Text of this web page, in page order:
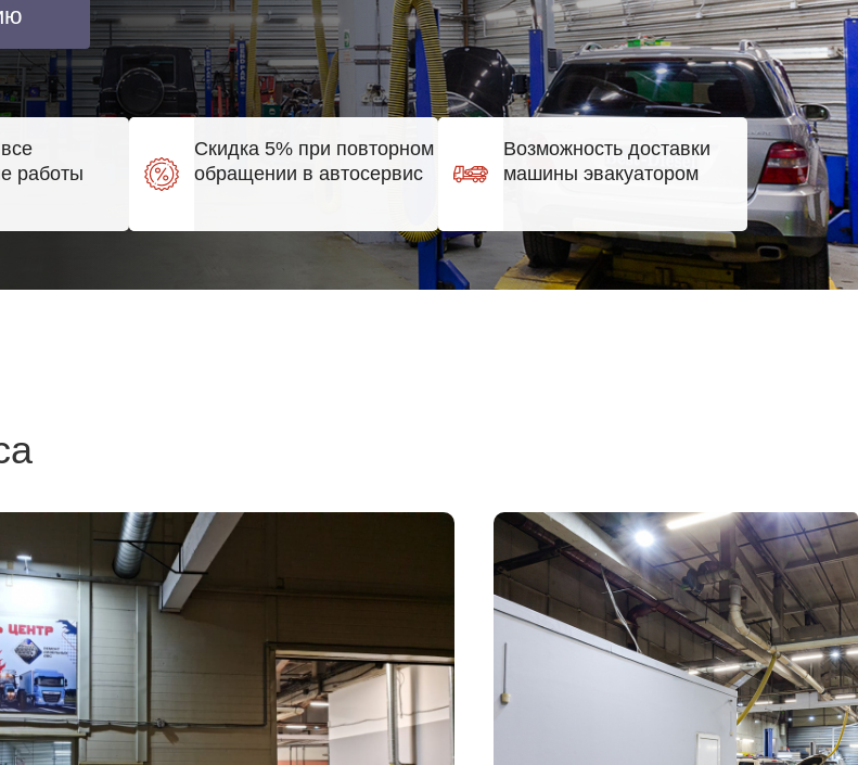
работы
Скидка 5% при повторном
обращении в автосервис
Возможность доставки
машины эвакуатором